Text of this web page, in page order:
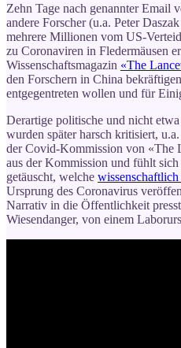
Zehn Tage nach genannter Email
andere Forscher (u.a. Peter
mehrere Millionen vom US-
zu Coronaviren in Fledermäusen
Wissenschaftsmagazin «The
den Forschern in China
entgegentreten wollen und für
Derartige politische und nicht
wurden später harsch kritisiert,
der Covid-Kommission von «The
aus der Kommission und fühlt
getäuscht, welche
Ursprung des Coronavirus
Narrativ in die Öffentlichkeit
Wiesendanger, von einem